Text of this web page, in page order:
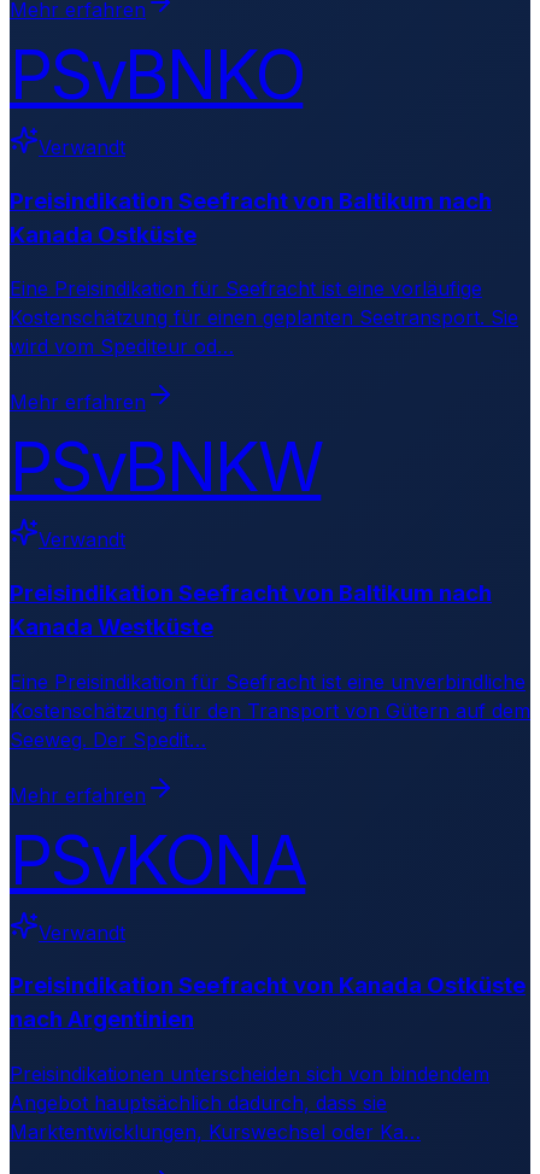
Mehr erfahren
PSvBNKO
Verwandt
Preisindikation Seefracht von Baltikum nach
Kanada Ostküste
Eine Preisindikation für Seefracht ist eine vorläufige
Kostenschätzung für einen geplanten Seetransport. Sie
wird vom Spediteur od…
Mehr erfahren
PSvBNKW
Verwandt
Preisindikation Seefracht von Baltikum nach
Kanada Westküste
Eine Preisindikation für Seefracht ist eine unverbindliche
Kostenschätzung für den Transport von Gütern auf dem
Seeweg. Der Spedit…
Mehr erfahren
PSvKONA
Verwandt
Preisindikation Seefracht von Kanada Ostküste
nach Argentinien
Preisindikationen unterscheiden sich von bindendem
Angebot hauptsächlich dadurch, dass sie
Marktentwicklungen, Kurswechsel oder Ka…